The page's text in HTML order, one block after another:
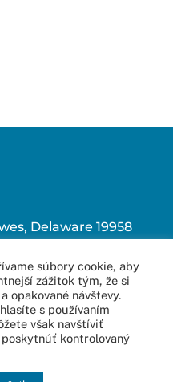
Delaware 19958
Stránok
súbory cookie, aby
zážitok tým, že si
opakované návštevy.
s používaním
však navštíviť
poskytnúť kontrolovaný